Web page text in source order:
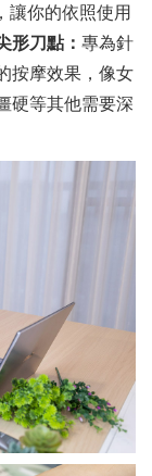
讓你的依照使用
形刀點： 專為針
按摩效果，像女
硬等其他需要深